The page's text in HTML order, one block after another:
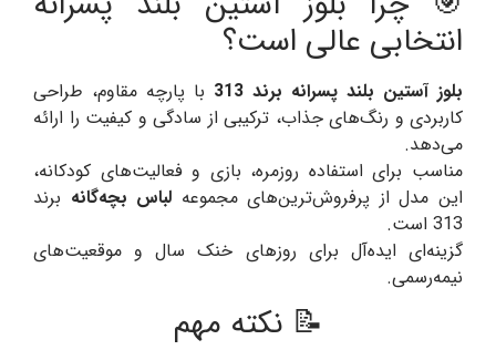
انتخابی عالی است؟
بلوز آستین بلند پسرانه برند 313
با پارچه مقاوم، طراحی
کاربردی و رنگ‌های جذاب، ترکیبی از سادگی و کیفیت را ارائه
می‌دهد.
مناسب برای استفاده روزمره، بازی و فعالیت‌های کودکانه،
این مدل از پرفروش‌ترین‌های مجموعه لباس بچه‌گانه برند
313 است.
گزینه‌ای ایده‌آل برای روزهای خنک سال و موقعیت‌های
نیمه‌رسمی.
📝 نکته مهم